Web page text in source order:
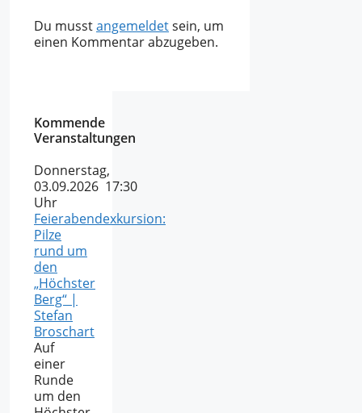
Du musstangemeldetsein, um
einen Kommentar abzugeben.
Kommende
Veranstaltungen
Donnerstag,
03.09.2026 17:30
Uhr
Feierabendexkursion:
Pilze
rund um
den
„Höchster
Berg“ |
Stefan
Broschart
Auf
einer
Runde
um den